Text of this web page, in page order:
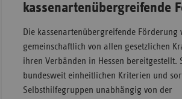
kassenartenübergreifende
Die kassenartenübergreifende Förderung
gemeinschaftlich von allen gesetzlichen
ihren Verbänden in Hessen bereitgestellt.
bundesweit einheitlichen Kriterien und
Selbsthilfegruppen unabhängig von der